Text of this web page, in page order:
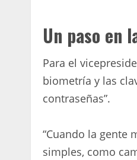
Un paso en
Para el
biometría y las
contraseñas”.
“Cuando la gente
simples, como